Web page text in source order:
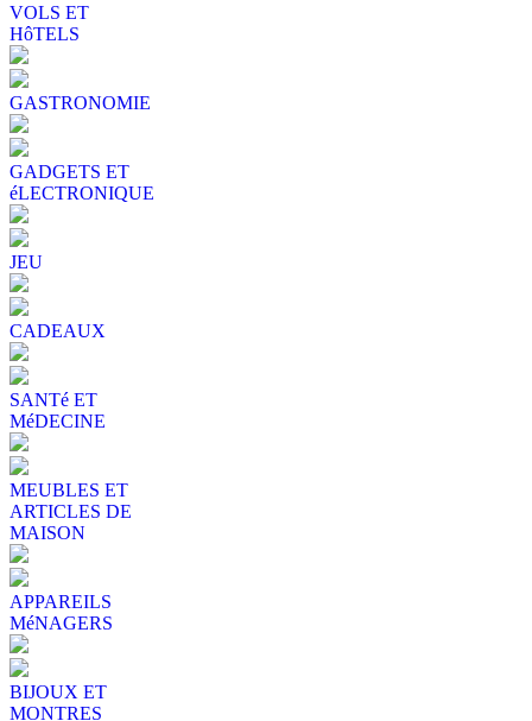
VOLS ET
HôTELS
GASTRONOMIE
GADGETS ET
éLECTRONIQUE
JEU
CADEAUX
SANTé ET
MéDECINE
MEUBLES ET
ARTICLES DE
MAISON
APPAREILS
MéNAGERS
BIJOUX ET
MONTRES